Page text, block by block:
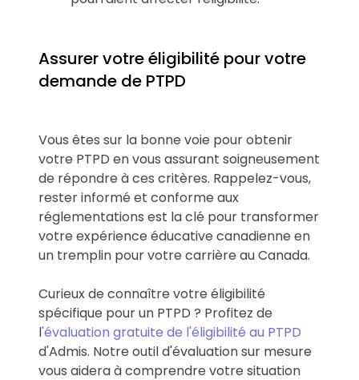
Assurer votre éligibilité pour votre
demande de PTPD
Vous êtes sur la bonne voie pour obtenir
votre PTPD en vous assurant soigneusement
de répondre à ces critères. Rappelez-vous,
rester informé et conforme aux
réglementations est la clé pour transformer
votre expérience éducative canadienne en
un tremplin pour votre carrière au Canada.
Curieux de connaître votre éligibilité
spécifique pour un PTPD ? Profitez de
l'évaluation gratuite de l'éligibilité au PTPD
d'Admis. Notre outil d'évaluation sur mesure
vous aidera à comprendre votre situation